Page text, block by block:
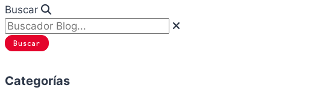
Buscar
Buscar
Categorías